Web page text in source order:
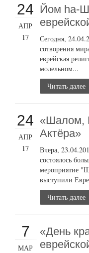
24
АПР
17
Йом ha-
Сегодня,
сотворения
еврейская
молельном...
Читать далее
24
АПР
17
«Шалом,
Актёра»
Вчера,
состоялось
мероприятие
выступили
Читать далее
7
МАР
«День